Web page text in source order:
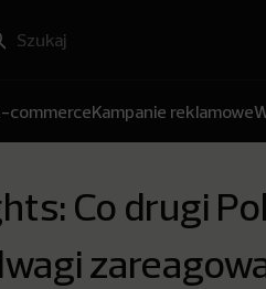
commerceKampanie reklamowe
Co drugi